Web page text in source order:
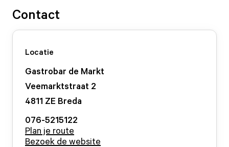
Contact
Locatie
Gastrobar de Markt
Veemarktstraat 2
4811 ZE Breda
076-5215122
Plan je route
Bezoek de website